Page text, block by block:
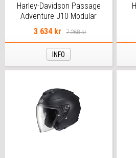
Harley-Davidson Passage
Adventure J10 Modular
Helmet
3 634 kr 7 268 kr
INFO